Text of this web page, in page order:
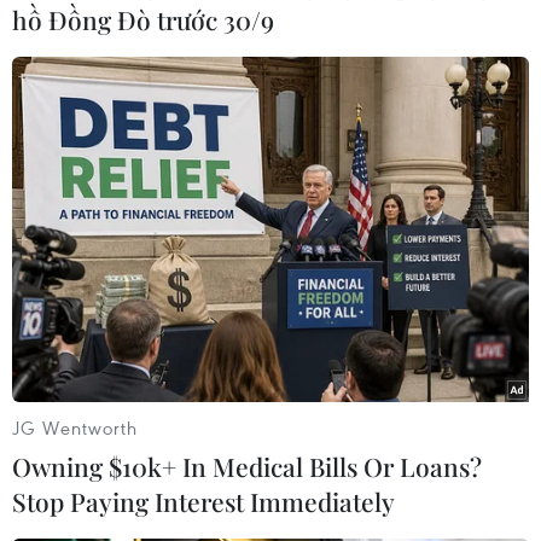
ngân sách (tương ứng 44,4 tỷ đồng) cho các
trường hợp người lao động có hoàn cảnh đặc
biệt khó khăn dịp Tết Nguyên đán 2024.
Chương trình “Tết sum vầy, Xuân chia sẻ” được
tập trung tại cấp cơ sở và cấp trên trực tiếp cơ
sở. Địa điểm tổ chức tập trung tại địa bàn các
khu công nghiệp, doanh nghiệp có đông đoàn
viên, người lao động.
hồ Đồng Đò trước 30/9
JG Wentworth
Owning $10k+ In Medical Bills Or Loans?
Stop Paying Interest Immediately